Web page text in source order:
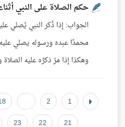
حكم الصلاة على النبي
الجواب: إذا ذُكر النبي يُصلي
محمدًا عبده ورسوله يصلي عليه
وهكذا إذا مرّ ذكرُه عليه الصلاة
1
2
21
22
23